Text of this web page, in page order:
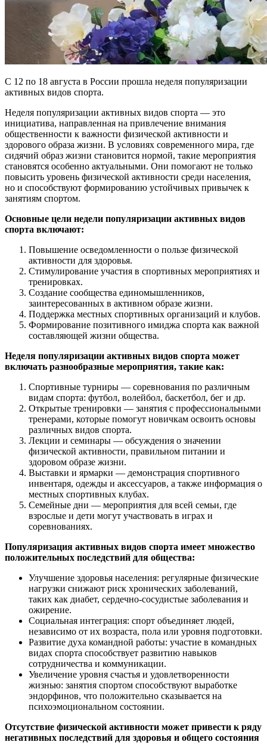
С 12 по 18 августа в России прошла неделя популяризации
активных видов спорта.
Неделя популяризации активных видов спорта — это
инициатива, направленная на привлечение внимания
общественности к важности физической активности и
здорового образа жизни. В условиях современного мира, где
сидячий образ жизни становится нормой, такие мероприятия
становятся особенно актуальными. Они помогают не только
повысить уровень физической активности среди населения,
но и способствуют формированию устойчивых привычек к
занятиям спортом.
Основные цели недели популяризации активных видов
спорта включают:
Повышение осведомленности о пользе физической
активности для здоровья.
Стимулирование участия в спортивных мероприятиях и
тренировках.
Создание сообщества единомышленников,
заинтересованных в активном образе жизни.
Поддержка местных спортивных организаций и клубов.
Формирование позитивного имиджа спорта как важной
составляющей жизни общества.
Неделя популяризации активных видов спорта может
включать разнообразные мероприятия, такие как:
Спортивные турниры — соревнования по различным
видам спорта: футбол, волейбол, баскетбол, бег и др.
Открытые тренировки — занятия с профессиональными
тренерами, которые помогут новичкам освоить основы
различных видов спорта.
Лекции и семинары — обсуждения о значении
физической активности, правильном питании и
здоровом образе жизни.
Выставки и ярмарки — демонстрация спортивного
инвентаря, одежды и аксессуаров, а также информация о
местных спортивных клубах.
Семейные дни — мероприятия для всей семьи, где
взрослые и дети могут участвовать в играх и
соревнованиях.
Популяризация активных видов спорта имеет множество
положительных последствий для общества:
Улучшение здоровья населения: регулярные физические
нагрузки снижают риск хронических заболеваний,
таких как диабет, сердечно-сосудистые заболевания и
ожирение.
Социальная интеграция: спорт объединяет людей,
независимо от их возраста, пола или уровня подготовки.
Развитие духа командной работы: участие в командных
видах спорта способствует развитию навыков
сотрудничества и коммуникации.
Увеличение уровня счастья и удовлетворенности
жизнью: занятия спортом способствуют выработке
эндорфинов, что положительно сказывается на
психоэмоциональном состоянии.
Отсутствие физической активности может привести к ряду
негативных последствий для здоровья и общего состояния